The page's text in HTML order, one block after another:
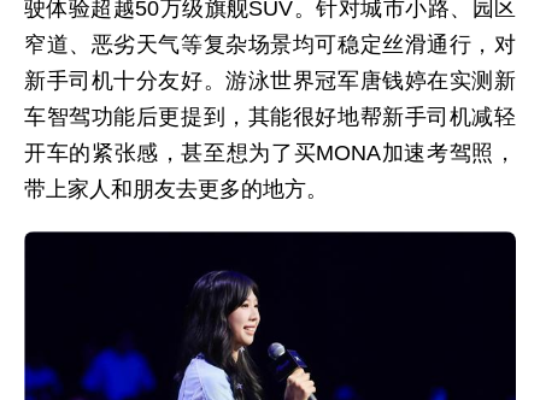
驶体验超越50万级旗舰SUV。针对城市小路、园区
窄道、恶劣天气等复杂场景均可稳定丝滑通行，对
新手司机十分友好。游泳世界冠军唐钱婷在实测新
车智驾功能后更提到，其能很好地帮新手司机减轻
开车的紧张感，甚至想为了买MONA加速考驾照，
带上家人和朋友去更多的地方。